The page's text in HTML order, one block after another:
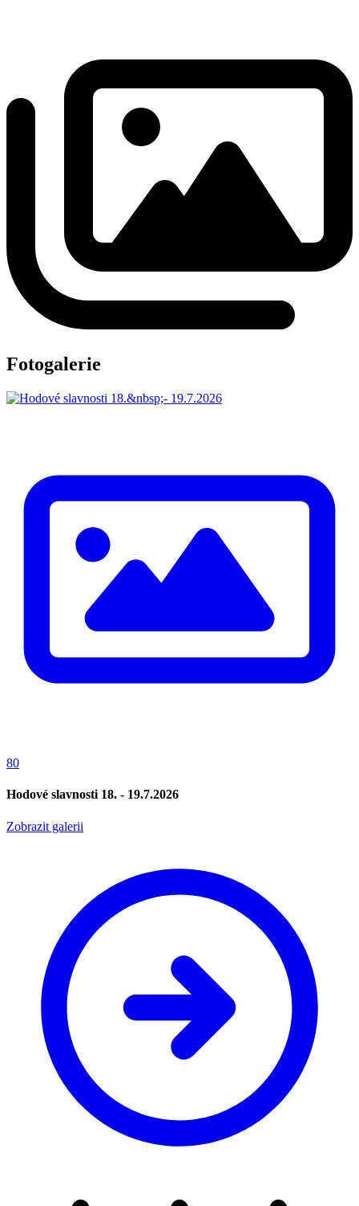
Fotogalerie
80
Hodové slavnosti 18. - 19.7.2026
Zobrazit galerii